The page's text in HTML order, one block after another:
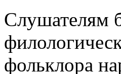
Слушателям
фольклора